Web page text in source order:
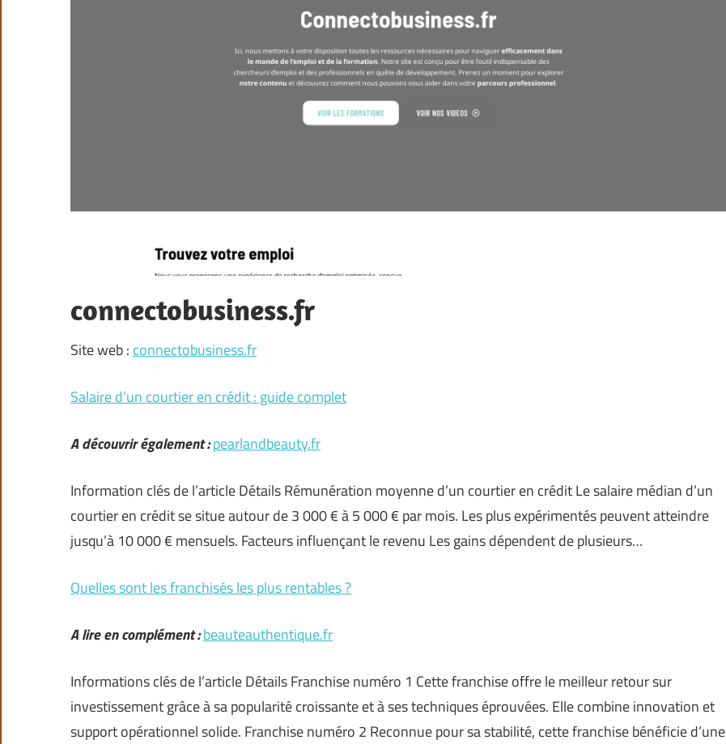
connectobusiness.fr
Site web : connectobusiness.fr
Salaire d’un courtier en crédit : guide complet
A découvrir également :pearlandbeauty.fr
Information clés de l’article Détails Rémunération moyenne d’un courtier en crédit Le salaire médian d’un
courtier en crédit se situe autour de 3 000 € à 5 000 € par mois. Les plus expérimentés peuvent atteindre
jusqu’à 10 000 € mensuels. Facteurs influençant le revenu Les gains dépendent de plusieurs…
Quelles sont les franchisés les plus rentables ?
A lire en complément :beauteauthentique.fr
Informations clés de l’article Détails Franchise numéro 1 Cette franchise offre le meilleur retour sur
investissement grâce à sa popularité croissante et à ses techniques éprouvées. Elle combine innovation et
support opérationnel solide. Franchise numéro 2 Reconnue pour sa stabilité, cette franchise bénéficie d’une